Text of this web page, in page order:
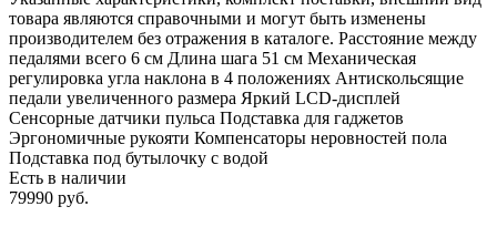
товара являются справочными и могут быть изменены
производителем без отражения в каталоге. Расстояние между
педалями всего 6 см Длина шага 51 см Механическая
регулировка угла наклона в 4 положениях Антискольсящие
педали увеличенного размера Яркий LCD-дисплей
Сенсорные датчики пульса Подставка для гаджетов
Эргономичные рукояти Компенсаторы неровностей пола
Подставка под бутылочку с водой
Есть в наличии
79990 руб.